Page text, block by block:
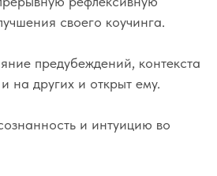
своего коучинга.
предубеждений, контекста
на других и открыт ему.
и интуицию во